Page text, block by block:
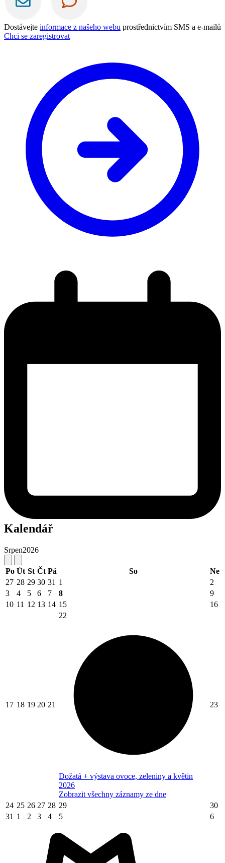
Dostávejte informace z našeho webu prostřednictvím SMS a e-mailů
Chci se zaregistrovat
Kalendář
Srpen2026
Po Út St Čt Pá So
Ne
27 28 29 30 31 1
2
3
4 5 6 7 8
9
10 11 12 13 14 15 16
17 18 19 20 21
22
Dožatá + výstava ovoce, zeleniny a květin
2026
Zobrazit všechny záznamy ze dne
23
24 25 26 27 28 29
30
31 1 2 3 4 5 6